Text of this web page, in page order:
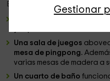
Gestionar
En la planta baja hay:
que
Una sala de juegos
mesa de pingpong.
varias mesas de madera a
Un cuarto de baño